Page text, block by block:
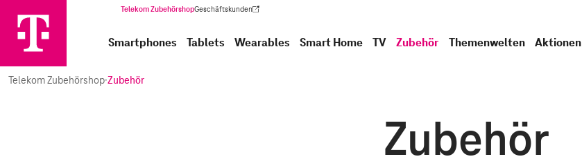
Telekom ZubehörshopGeschäftskunden
(Wird in einem neuen Tab geöffnet)
Smartphones Tablets Wearables Smart Home TV Zubehör Themenwelten Aktionen
Telekom Zubehörshop·Zubehör
Zubehör